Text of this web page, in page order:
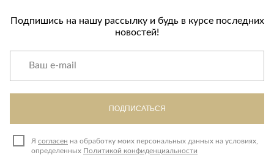
Подпишись на нашу рассылку и будь в курсе последних
новостей!
ПОДПИСАТЬСЯ
Я согласен на обработку моих персональных данных на условиях,
определенных Политикой конфиденциальности